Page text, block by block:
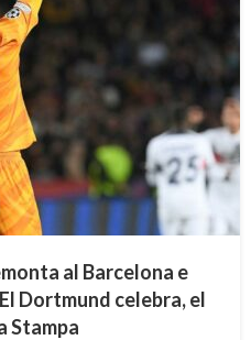
al Barcelona e
Dortmund celebra, el
Stampa